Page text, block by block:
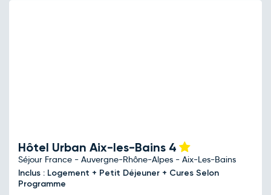
Hôtel Urban Aix-les-Bains 4
Séjour France - Auvergne-Rhône-Alpes - Aix-Les-Bains
Inclus : Logement + Petit Déjeuner + Cures Selon
Programme